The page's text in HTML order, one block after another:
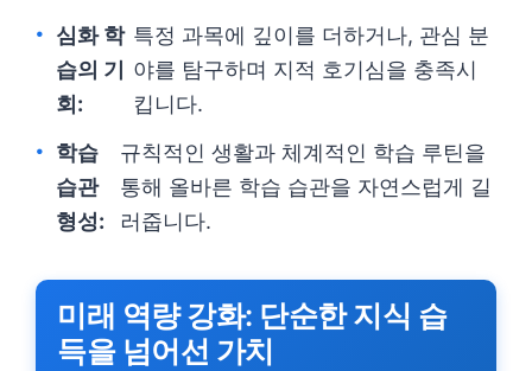
심화 학
습의 기
회:
특정 과목에 깊이를 더하거나, 관심 분
야를 탐구하며 지적 호기심을 충족시
킵니다.
학습
습관
형성:
규칙적인 생활과 체계적인 학습 루틴을
통해 올바른 학습 습관을 자연스럽게 길
러줍니다.
미래 역량 강화: 단순한 지식 습
득을 넘어선 가치